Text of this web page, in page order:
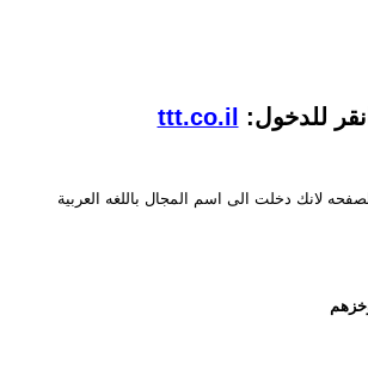
انقر للدخول: ttt.co.il
لانك دخلت الى اسم المجال باللغه العربية